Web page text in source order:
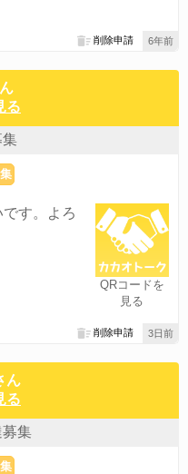
6年前
削除申請
る
集
QRコードを
見る
す。よろ
3日前
削除申請
ん
る
集